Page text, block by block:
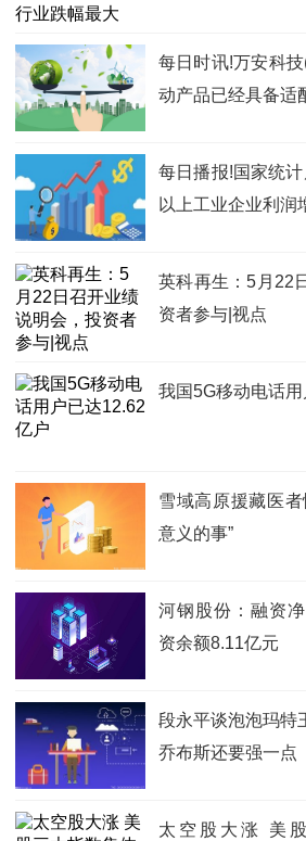
每日时讯!万安科
动产品已经具备适
每日播报!国家统
以上工业企业利润
英科再生：5月22
资者参与|视点
我国5G移动电话
雪域高原援藏医
意义的事”
河钢股份：融资
资余额8.11亿元
段永平谈泡泡玛特
乔布斯还要强一点
太空股大涨 美